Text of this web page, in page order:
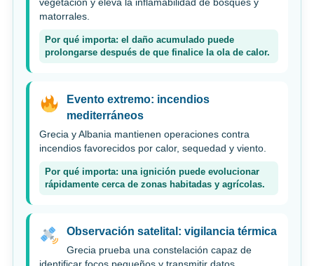
vegetación y eleva la inflamabilidad de bosques y
matorrales.
Por qué importa: el daño acumulado puede
prolongarse después de que finalice la ola de calor.
Evento extremo: incendios
mediterráneos
Grecia y Albania mantienen operaciones contra
incendios favorecidos por calor, sequedad y viento.
Por qué importa: una ignición puede evolucionar
rápidamente cerca de zonas habitadas y agrícolas.
Observación satelital: vigilancia térmica
Grecia prueba una constelación capaz de